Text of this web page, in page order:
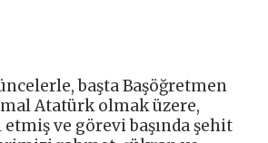
başta Başöğretmen
Atatürk olmak üzere,
ve görevi başında şehit